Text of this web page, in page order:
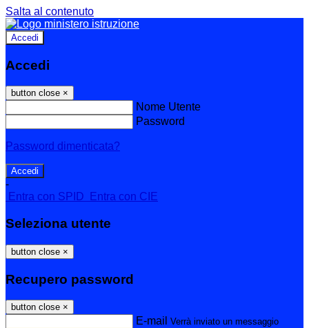
Salta al contenuto
Accedi
Accedi
button close ×
Nome Utente
Password
Password dimenticata?
-
Entra con SPID
Entra con CIE
Seleziona utente
button close ×
Recupero password
button close ×
E-mail Verrà inviato un messaggio